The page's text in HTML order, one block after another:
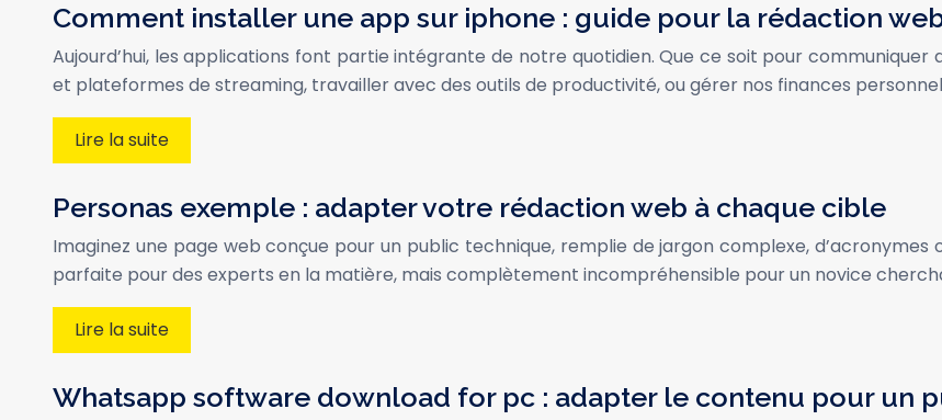
Comment installer une app sur iphone : guide pour la rédaction
Aujourd’hui, les applications font partie intégrante de notre quotidien. Que ce soit pour
et plateformes de streaming, travailler avec des outils de productivité, ou gérer nos finances
Lire la suite
Personas exemple : adapter votre rédaction web à chaque cible
Imaginez une page web conçue pour un public technique, remplie de jargon complexe,
parfaite pour des experts en la matière, mais complètement incompréhensible pour un novice
Lire la suite
Whatsapp software download for pc : adapter le contenu pour un